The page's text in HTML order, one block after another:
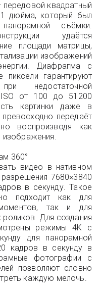
квадратный
дюйма, который был
съёмки.
удаётся
площади матрицы,
изображений
Диафрагма с
гарантируют
недостаточной
ISO от 100 до 51200
картинки даже в
передаёт
воспроизводя как
изображения.
360°
видео в нативном
7680×3840
в секунду. Такое
подходит как для
моментов, так и для
Для создания
режимы 4K с
для панорамной
кадров в секунду в
фотографии с
позволяют словно
каждую мелочь.